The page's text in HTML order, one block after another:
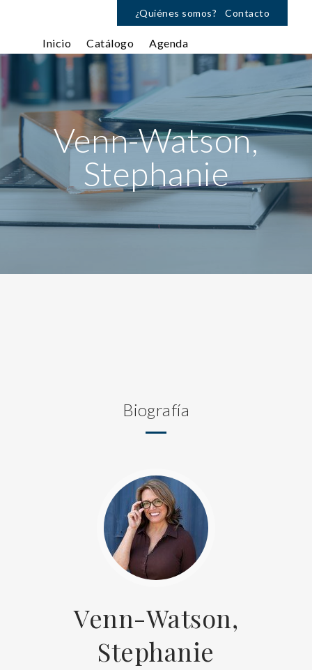
¿Quiénes somos? Contacto
Inicio Catálogo Agenda
Venn-Watson,
Stephanie
Biografía
Venn-Watson,
Stephanie